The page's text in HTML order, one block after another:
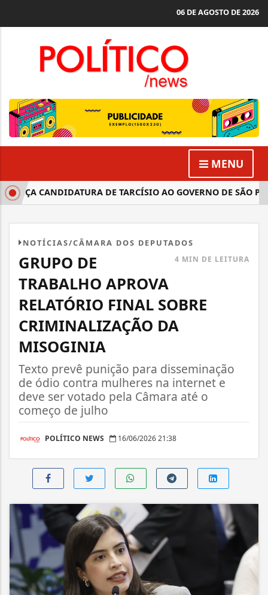
06 DE AGOSTO DE 2026
MENU
CANDIDATURA DE TARCÍSIO AO GOVERNO DE SÃO
NOTÍCIAS/CÂMARA DOS DEPUTADOS
4 MIN DE LEITURA
GRUPO DE
TRABALHO APROVA
RELATÓRIO FINAL SOBRE
CRIMINALIZAÇÃO DA
MISOGINIA
Texto prevê punição para disseminação
de ódio contra mulheres na internet e
deve ser votado pela Câmara até o
começo de julho
POLÍTICO NEWS 16/06/2026 21:38